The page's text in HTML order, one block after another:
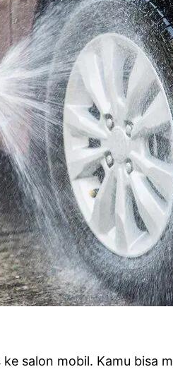
salon mobil. Kamu bisa